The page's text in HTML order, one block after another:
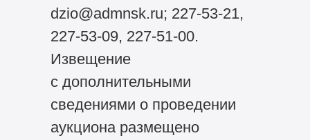
dzio@admnsk.ru; 227-53-21,
227-53-09, 227-51-00.
Извещение
с дополнительными
сведениями о проведении
аукциона размещено